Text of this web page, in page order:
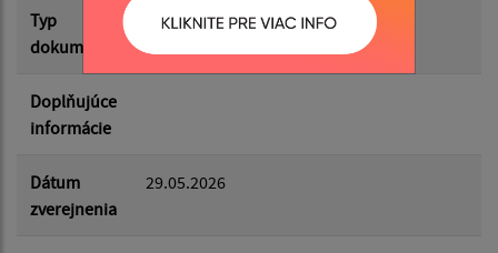
Typ
dokumentu
Zámery
Doplňujúce
informácie
Dátum
zverejnenia
29.05.2026